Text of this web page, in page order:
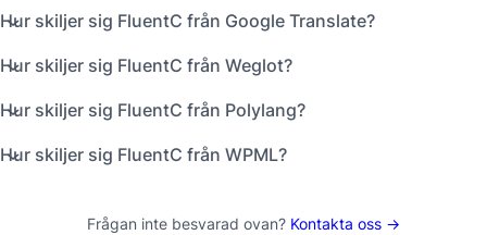
Hur skiljer sig FluentC från Google Translate?
Hur skiljer sig FluentC från Weglot?
Hur skiljer sig FluentC från Polylang?
Hur skiljer sig FluentC från WPML?
Frågan inte besvarad ovan? Kontakta oss →